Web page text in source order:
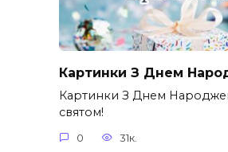
Картинки З Днем
Картинки З Днем
святом!
0 31к.